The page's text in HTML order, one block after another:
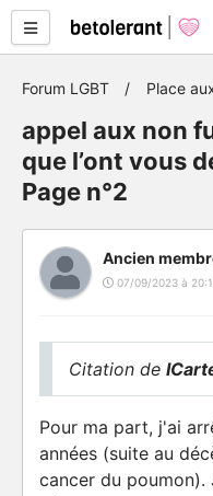
Forum LGBT Place
appel aux non
que l’ont vous
Page n°2
Ancien
07/09/2023 à
Citation de
Pour ma part, j'ai
années (suite au
cancer du poumon).